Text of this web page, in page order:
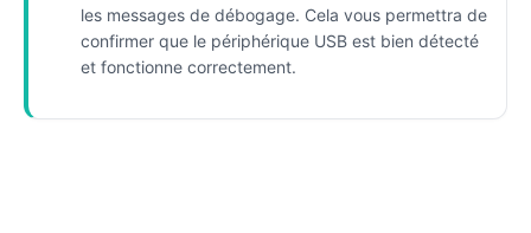
les messages de débogage. Cela vous permettra de
confirmer que le périphérique USB est bien détecté
et fonctionne correctement.